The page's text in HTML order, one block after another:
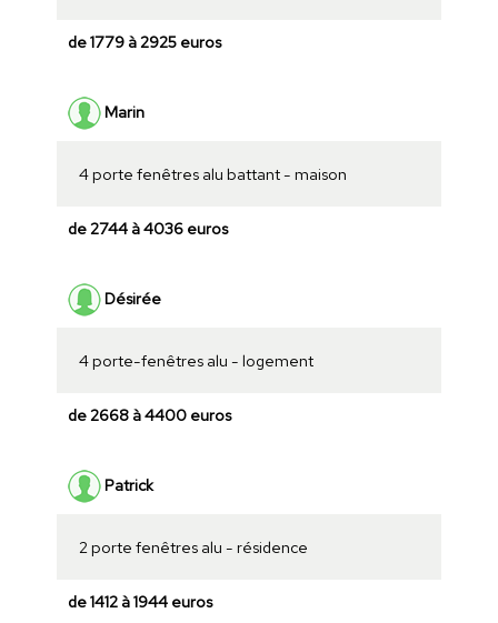
de 1779 à 2925 euros
Marin
4 porte fenêtres alu battant - maison
de 2744 à 4036 euros
Désirée
4 porte-fenêtres alu - logement
de 2668 à 4400 euros
Patrick
2 porte fenêtres alu - résidence
de 1412 à 1944 euros